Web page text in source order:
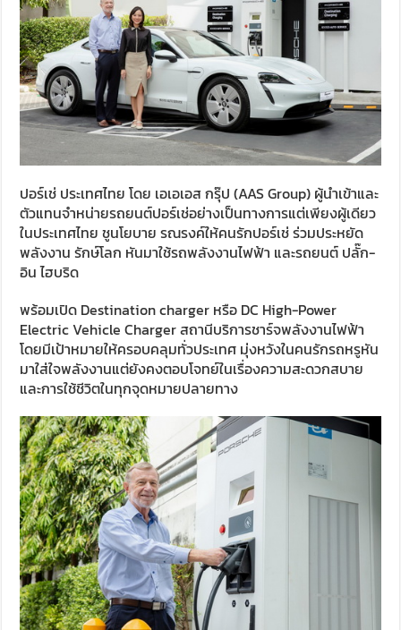
ปอร์เช่ ประเทศไทย โดย เอเอเอส กรุ๊ป (AAS Group) ผู้นำเข้าและ
ตัวแทนจำหน่ายรถยนต์ปอร์เช่อย่างเป็นทางการแต่เพียงผู้เดียว
ในประเทศไทย ชูนโยบาย รณรงค์ให้คนรักปอร์เช่ ร่วมประหยัด
พลังงาน รักษ์โลก หันมาใช้รถพลังงานไฟฟ้า และรถยนต์ ปลั๊ก-
อิน ไฮบริด
พร้อมเปิด Destination charger หรือ DC High-Power
Electric Vehicle Charger สถานีบริการชาร์จพลังงานไฟฟ้า
โดยมีเป้าหมายให้ครอบคลุมทั่วประเทศ มุ่งหวังในคนรักรถหรูหัน
มาใส่ใจพลังงานแต่ยังคงตอบโจทย์ในเรื่องความสะดวกสบาย
และการใช้ชีวิตในทุกจุดหมายปลายทาง